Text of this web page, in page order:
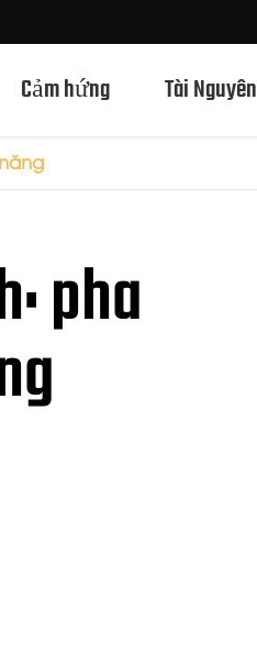
Cảm hứng Tài Nguyên
pha